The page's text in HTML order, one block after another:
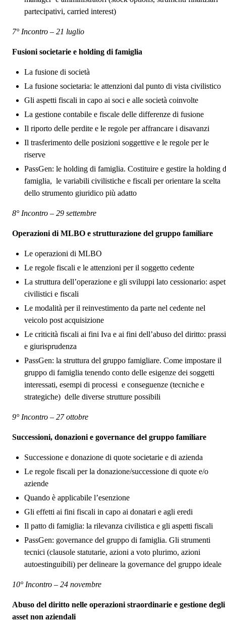
partecipativi, carried interest)
7° Incontro – 21 luglio
Fusioni societarie e holding di famiglia
La fusione di società
La fusione societaria: le attenzioni dal punto di vista civilistico
Gli aspetti fiscali in capo ai soci e alle società coinvolte
La gestione contabile e fiscale delle differenze di fusione
Il riporto delle perdite e le regole per affrancare i disavanzi
Il trasferimento delle posizioni soggettive e le regole per le
riserve
PassGen: le holding di famiglia. Costituire e gestire la holding
famiglia, le variabili civilistiche e fiscali per orientare la scelta
dello strumento giuridico più adatto
8° Incontro – 29 settembre
Operazioni di MLBO e strutturazione del gruppo familiare
Le operazioni di MLBO
Le regole fiscali e le attenzioni per il soggetto cedente
La struttura dell’operazione e gli sviluppi lato cessionario:
civilistici e fiscali
Le modalità per il reinvestimento da parte nel cedente nel
veicolo post acquisizione
Le criticità fiscali ai fini Iva e ai fini dell’abuso del diritto: prassi
e giurisprudenza
PassGen: la struttura del gruppo famigliare. Come impostare il
gruppo di famiglia tenendo conto delle esigenze dei soggetti
interessati, esempi di processi e conseguenze (tecniche e
strategiche) delle diverse strutture possibili
9° Incontro – 27 ottobre
Successioni, donazioni e governance del gruppo familiare
Successione e donazione di quote societarie e di azienda
Le regole fiscali per la donazione/successione di quote e/o
aziende
Quando è applicabile l’esenzione
Gli effetti ai fini fiscali in capo ai donatari e agli eredi
Il patto di famiglia: la rilevanza civilistica e gli aspetti fiscali
PassGen: governance del gruppo di famiglia. Gli strumenti
tecnici (clausole statutarie, azioni a voto plurimo, azioni
autoestinguibili) per delineare la governance del gruppo ideale
10° Incontro – 24 novembre
Abuso del diritto nelle operazioni straordinarie e gestione degli
asset non aziendali